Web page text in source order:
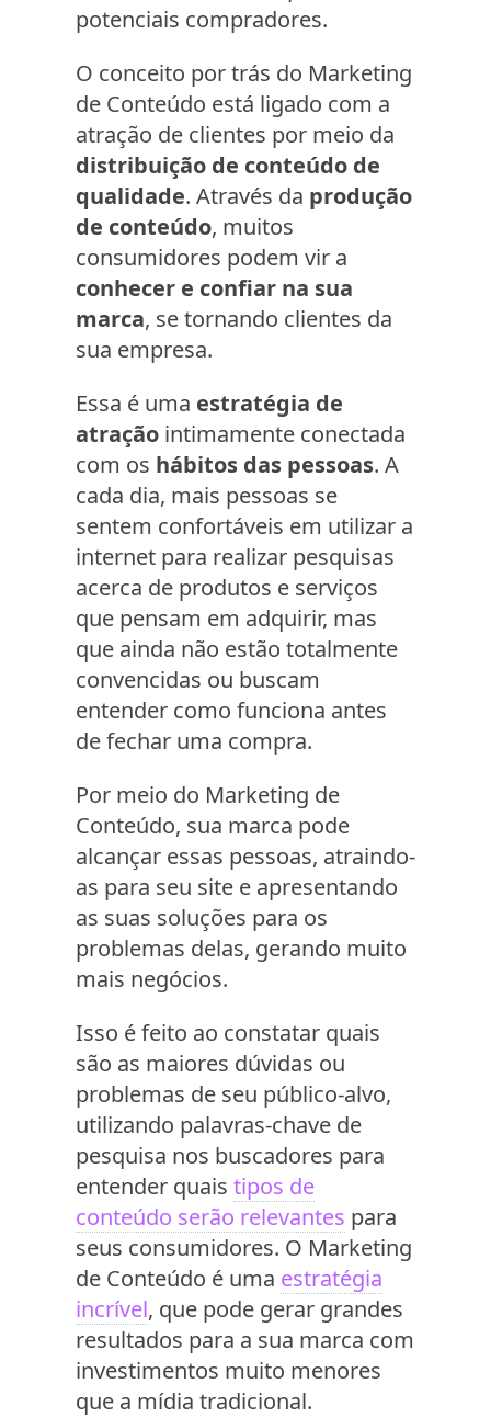
potenciais compradores.
O conceito por trás do Marketing
de Conteúdo está ligado com a
atração de clientes por meio da
distribuição de conteúdo de
qualidade. Através da produção
de conteúdo, muitos
consumidores podem vir a
conhecer e confiar na sua
marca, se tornando clientes da
sua empresa.
Essa é uma estratégia de
atração intimamente conectada
com os hábitos das pessoas. A
cada dia, mais pessoas se
sentem confortáveis em utilizar a
internet para realizar pesquisas
acerca de produtos e serviços
que pensam em adquirir, mas
que ainda não estão totalmente
convencidas ou buscam
entender como funciona antes
de fechar uma compra.
Por meio do Marketing de
Conteúdo, sua marca pode
alcançar essas pessoas, atraindo-
as para seu site e apresentando
as suas soluções para os
problemas delas, gerando muito
mais negócios.
Isso é feito ao constatar quais
são as maiores dúvidas ou
problemas de seu público-alvo,
utilizando palavras-chave de
pesquisa nos buscadores para
entender quais tipos de
conteúdo serão relevantes para
seus consumidores. O Marketing
de Conteúdo é uma estratégia
incrível, que pode gerar grandes
resultados para a sua marca com
investimentos muito menores
que a mídia tradicional.